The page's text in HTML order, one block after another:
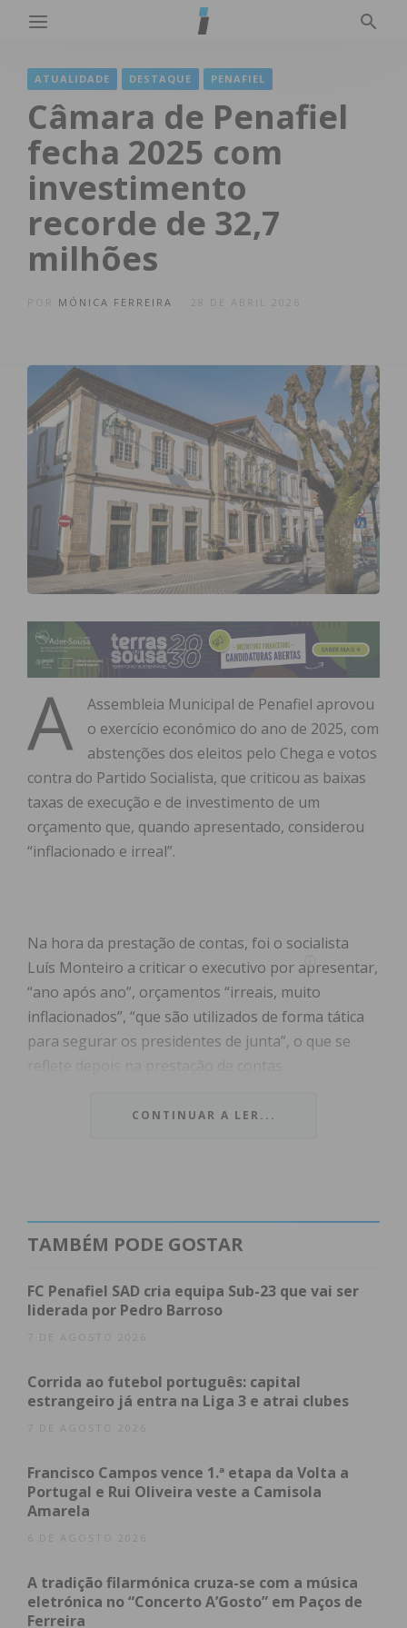
ATUALIDADE DESTAQUE PENAFIEL
Câmara de Penafiel
fecha 2025 com
investimento
recorde de 32,7
milhões
MÓNICA FERREIRA 28 DE ABRIL 2026
A
Assembleia Municipal de Penafiel aprovou
o exercício económico do ano de 2025, com
abstenções dos eleitos pelo Chega e votos
contra do Partido Socialista, que criticou as baixas
taxas de execução e de investimento de um
orçamento que, quando apresentado, considerou
“inflacionado e irreal”.
Na hora da prestação de contas, foi o socialista
Luís Monteiro a criticar o executivo por apresentar,
“ano após ano”, orçamentos “irreais, muito
inflacionados”, “que são utilizados de forma tática
para segurar os presidentes de junta”, o que se
Particularizando, recordou o orçamento
de metade” do previsto, “o que mostra que o
humildade quando nos criticarem porque afinal
tínhamos razão”, referiu.
Quer refutou os argumentos do adversário político
e acusou os socialistas de “em vez de se
preocuparem com o essencial, com o que se fez de
agarra à execução”, referiu, falando de contas
certas, equilibradas, com uma margem folgadíssima
E falou da “maior receita de sempre” que a Câmara
teve, de mais de 82 milhões de euros, sendo mais
de 15.6 milhões de euros de receita de capital,
CONTINUAR A LER...
TAMBÉM PODE GOSTAR
FC Penafiel SAD cria equipa Sub-23 que vai ser
liderada por Pedro Barroso
7 DE AGOSTO 2026
Corrida ao futebol português: capital
estrangeiro já entra na Liga 3 e atrai clubes
7 DE AGOSTO 2026
Francisco Campos vence 1.ª etapa da Volta a
Portugal e Rui Oliveira veste a Camisola
Amarela
6 DE AGOSTO 2026
A tradição filarmónica cruza-se com a música
eletrónica no “Concerto A’Gosto” em Paços de
Ferreira